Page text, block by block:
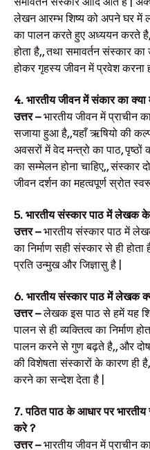
लेखन आरम्भ शिष्य को अपने घर में
का पालन करते हुए अध्ययन करते
होता है,, तथा समावर्तन संस्कार
होकर गृहस्य जीवन में प्रवेश करना
4. भारतीय जीवन में संकार का क्या
उत्तर –भारतीय जीवन में प्राचीन
सजाया हुआ है,,यहाँ ऋषियो की
अवसरों में वेद मन्त्रो का पाठ, पृष्ठों
का सम्मेलन होना चाहिए,, संस्कार
जीवन दर्शन का महत्वपूर्ण स्रोत
5. भारतीय संस्कार पाठ में लेखक के
उत्तर –भारतीय संस्कार पाठ में
का निर्माण सही संस्कार से ही
प्रति उन्मुख और जिज्ञासु है |
6. भारतीय संस्कार पाठ में लेखक
उत्तर –लेखक इस पाठ से हमें यह
पालन से ही व्यक्तित्व का निर्माण
पालन करने से गुण बढ़ते है,, और दोष
की विशेषता संस्कारों के कारण ही
करने का सन्देश देता है |
7. पठित पाठ के आधार पर भारतीय
करे ?
उत्तर –भारतीय जीवन में प्राचीन